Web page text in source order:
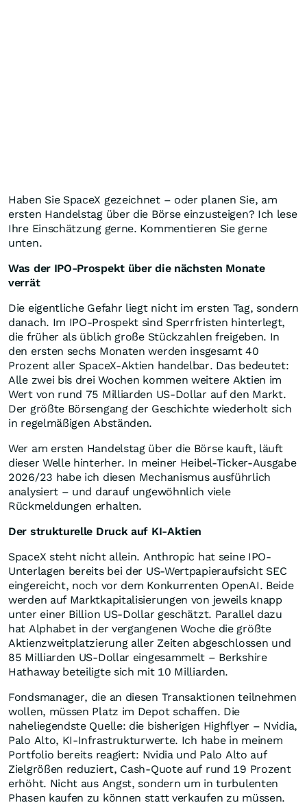
Haben Sie SpaceX gezeichnet – oder planen Sie, am
ersten Handelstag über die Börse einzusteigen? Ich lese
Ihre Einschätzung gerne. Kommentieren Sie gerne
unten.
Was der IPO-Prospekt über die nächsten Monate
verrät
Die eigentliche Gefahr liegt nicht im ersten Tag, sondern
danach. Im IPO-Prospekt sind Sperrfristen hinterlegt,
die früher als üblich große Stückzahlen freigeben. In
den ersten sechs Monaten werden insgesamt 40
Prozent aller SpaceX-Aktien handelbar. Das bedeutet:
Alle zwei bis drei Wochen kommen weitere Aktien im
Wert von rund 75 Milliarden US-Dollar auf den Markt.
Der größte Börsengang der Geschichte wiederholt sich
in regelmäßigen Abständen.
Wer am ersten Handelstag über die Börse kauft, läuft
dieser Welle hinterher. In meiner Heibel-Ticker-Ausgabe
2026/23 habe ich diesen Mechanismus ausführlich
analysiert – und darauf ungewöhnlich viele
Rückmeldungen erhalten.
Der strukturelle Druck auf KI-Aktien
SpaceX steht nicht allein. Anthropic hat seine IPO-
Unterlagen bereits bei der US-Wertpapieraufsicht SEC
eingereicht, noch vor dem Konkurrenten OpenAI. Beide
werden auf Marktkapitalisierungen von jeweils knapp
unter einer Billion US-Dollar geschätzt. Parallel dazu
hat Alphabet in der vergangenen Woche die größte
Aktienzweitplatzierung aller Zeiten abgeschlossen und
85 Milliarden US-Dollar eingesammelt – Berkshire
Hathaway beteiligte sich mit 10 Milliarden.
Fondsmanager, die an diesen Transaktionen teilnehmen
wollen, müssen Platz im Depot schaffen. Die
naheliegendste Quelle: die bisherigen Highflyer – Nvidia,
Palo Alto, KI-Infrastrukturwerte. Ich habe in meinem
Portfolio bereits reagiert: Nvidia und Palo Alto auf
Zielgrößen reduziert, Cash-Quote auf rund 19 Prozent
erhöht. Nicht aus Angst, sondern um in turbulenten
Phasen kaufen zu können statt verkaufen zu müssen.